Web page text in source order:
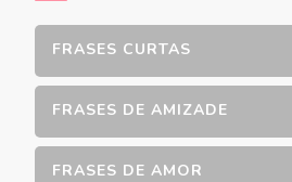
FRASES CURTAS
FRASES DE AMIZADE
FRASES DE AMOR